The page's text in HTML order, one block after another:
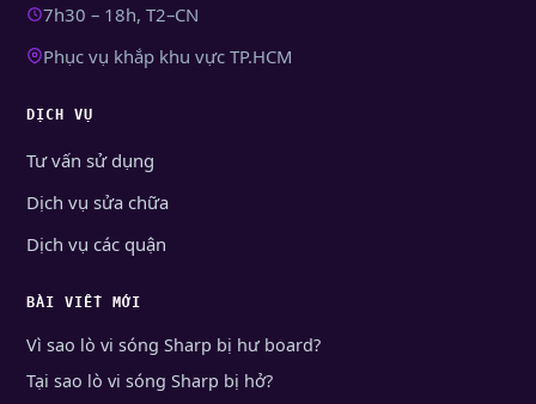
7h30 – 18h, T2–CN
Phục vụ khắp khu vực TP.HCM
DỊCH VỤ
Tư vấn sử dụng
Dịch vụ sửa chữa
Dịch vụ các quận
BÀI VIẾT MỚI
Vì sao lò vi sóng Sharp bị hư board?
Tại sao lò vi sóng Sharp bị hở?